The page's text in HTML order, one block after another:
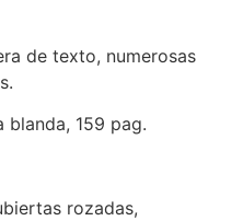
de texto, numerosas
blanda, 159 pag.
rozadas,